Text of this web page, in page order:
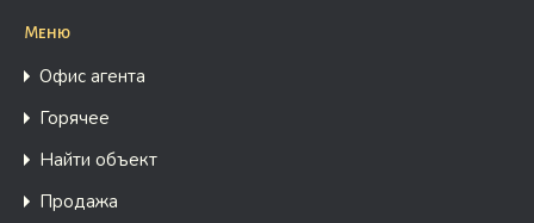
Меню
Офис агента
Горячее
Найти объект
Продажа